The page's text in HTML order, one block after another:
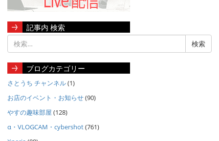
記事内 検索
ブログカテゴリー
さとうち チャンネル(1)
お店のイベント・お知らせ(90)
やすの趣味部屋 (128)
α・VLOGCAM・cybershot(761)